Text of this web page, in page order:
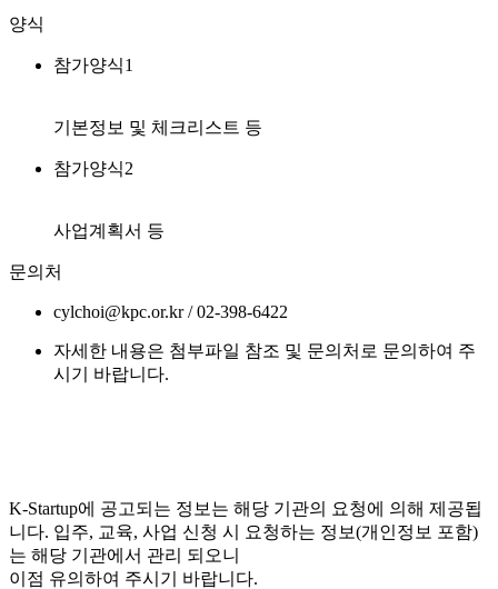
양식
참가양식1
기본정보 및 체크리스트 등
참가양식2
사업계획서 등
문의처
cylchoi@kpc.or.kr / 02-398-6422
자세한 내용은 첨부파일 참조 및 문의처로 문의하여 주
시기 바랍니다.
K-Startup에 공고되는 정보는 해당 기관의 요청에 의해 제공됩
니다. 입주, 교육, 사업 신청 시 요청하는 정보(개인정보 포함)
는 해당 기관에서 관리 되오니
이점 유의하여 주시기 바랍니다.